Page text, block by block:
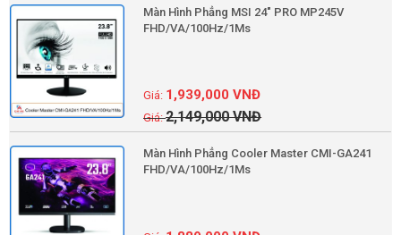
Màn Hình Phẳng MSI 24" PRO MP245V
FHD/VA/100Hz/1Ms
2,149,000VNĐ
1,939,000VNĐ
Màn Hình Phẳng Cooler Master CMI-GA241
FHD/VA/100Hz/1Ms